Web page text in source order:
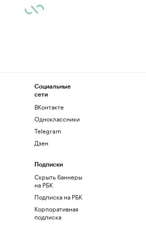
Социальные
сети
ВКонтакте
Одноклассники
Telegram
Дзен
Подписки
Скрыть баннеры
на РБК
Подписка на РБК
Корпоративная
подписка